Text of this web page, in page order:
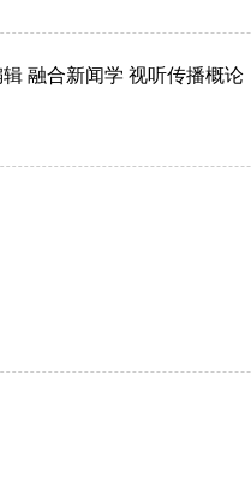
辑 融合新闻学 视听传播概论